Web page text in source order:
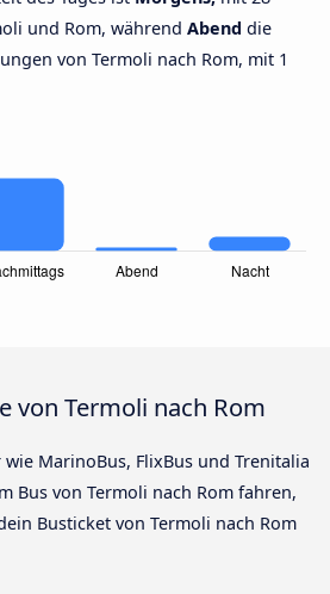
und Rom, während Abend die
von Termoli nach Rom, mit 1
von Termoli nach Rom
MarinoBus, FlixBus und Trenitalia
Bus von Termoli nach Rom fahren,
Busticket von Termoli nach Rom